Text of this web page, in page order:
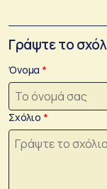
Γράψτε το
Όνομα
Σχόλιο